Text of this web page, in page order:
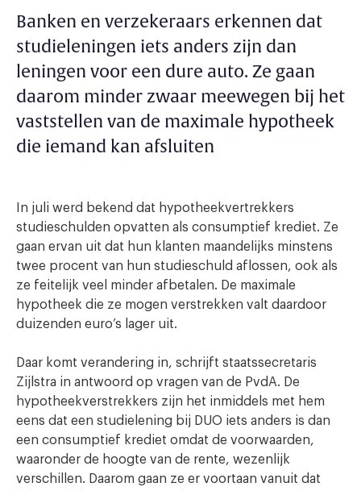
Banken en verzekeraars erkennen dat
studieleningen iets anders zijn dan
leningen voor een dure auto. Ze gaan
daarom minder zwaar meewegen bij het
vaststellen van de maximale hypotheek
die iemand kan afsluiten
In juli werd bekend dat hypotheekvertrekkers
studieschulden opvatten als consumptief krediet. Ze
gaan ervan uit dat hun klanten maandelijks minstens
twee procent van hun studieschuld aflossen, ook als
ze feitelijk veel minder afbetalen. De maximale
hypotheek die ze mogen verstrekken valt daardoor
duizenden euro’s lager uit.
Daar komt verandering in, schrijft staatssecretaris
Zijlstra in antwoord op vragen van de PvdA. De
hypotheekverstrekkers zijn het inmiddels met hem
eens dat een studielening bij DUO iets anders is dan
een consumptief krediet omdat de voorwaarden,
waaronder de hoogte van de rente, wezenlijk
verschillen. Daarom gaan ze er voortaan vanuit dat